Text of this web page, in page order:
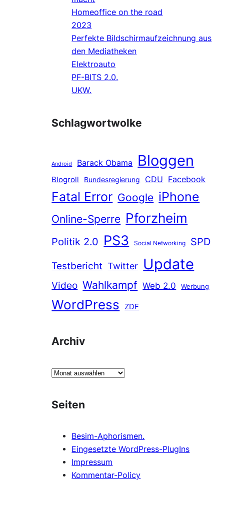
Homeoffice on the road
2023
Perfekte Bildschirmaufzeichnung aus
den Mediatheken
Elektroauto
PF-BITS 2.0.
UKW.
Schlagwortwolke
Android Barack Obama Bloggen
Blogroll Bundesregierung CDU Facebook
Fatal Error Google iPhone
Online-Sperre Pforzheim
Politik 2.0 PS3 Social Networking
SPD
Testbericht Twitter Update
Video Wahlkampf Web 2.0 Werbung
WordPress ZDF
Archiv
A
h
Seiten
Besim-Aphorismen.
Eingesetzte WordPress-PlugIns
Impressum
Kommentar-Policy